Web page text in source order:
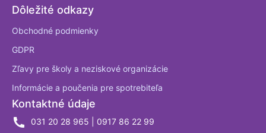
Dôležité odkazy
Obchodné podmienky
GDPR
Zľavy pre školy a neziskové organizácie
Informácie a poučenia pre spotrebiteľa
Kontaktné údaje
031 20 28 965 | 0917 86 22 99